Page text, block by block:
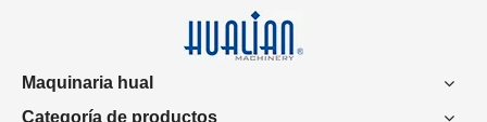
Maquinaria hual
Categoría de productos